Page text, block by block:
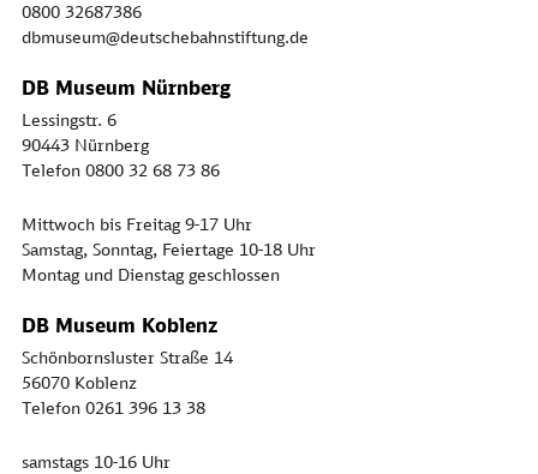
0800 32687386
dbmuseum@deutschebahnstiftung.de
DB Museum Nürnberg
Lessingstr. 6
90443 Nürnberg
Telefon 0800 32 68 73 86
Mittwoch bis Freitag 9-17 Uhr
Samstag, Sonntag, Feiertage 10-18 Uhr
Montag und Dienstag geschlossen
DB Museum Koblenz
Schönbornsluster Straße 14
56070 Koblenz
Telefon 0261 396 13 38
samstags 10-16 Uhr